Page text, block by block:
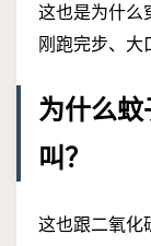
这也是为什么
刚跑完步、大
为什么
叫？
这也跟二氧化